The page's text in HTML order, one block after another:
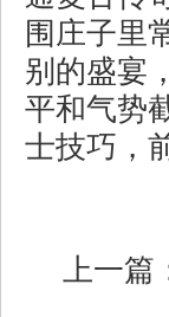
围庄子里
别的盛宴
平和气势
士技巧，
上一篇